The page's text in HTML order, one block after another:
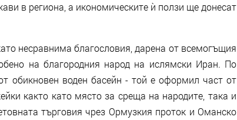
в региона, а икономическите ѝ ползи ще донесат
несравнима благословия, дарена от всемогъщия
на благородния народ на ислямски Иран. По
обикновен воден басейн - той е оформил част от
както като място за среща на народите, така и
търговия чрез Ормузкия проток и Оманско